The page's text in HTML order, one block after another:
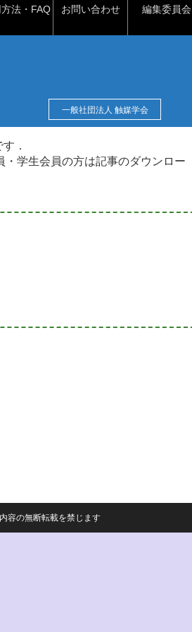
法・FAQ お問い合わせ 編集委員会
一般社団法人 触媒学会
．
学生会員の方は記事のダウンロー
容の無断転載を禁じます